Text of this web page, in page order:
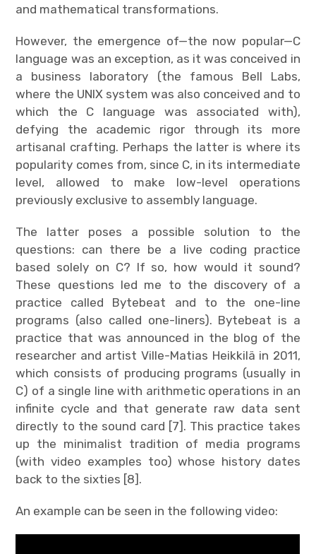
and mathematical transformations.
However, the emergence of—the now popular—C
language was an exception, as it was conceived in
a business laboratory (the famous Bell Labs,
where the UNIX system was also conceived and to
which the C language was associated with),
defying the academic rigor through its more
artisanal crafting. Perhaps the latter is where its
popularity comes from, since C, in its intermediate
level, allowed to make low-level operations
previously exclusive to assembly language.
The latter poses a possible solution to the
questions: can there be a live coding practice
based solely on C? If so, how would it sound?
These questions led me to the discovery of a
practice called Bytebeat and to the one-line
programs (also called one-liners). Bytebeat is a
practice that was announced in the blog of the
researcher and artist Ville-Matias Heikkilä in 2011,
which consists of producing programs (usually in
C) of a single line with arithmetic operations in an
infinite cycle and that generate raw data sent
directly to the sound card [7]. This practice takes
up the minimalist tradition of media programs
(with video examples too) whose history dates
back to the sixties [8].
An example can be seen in the following video: